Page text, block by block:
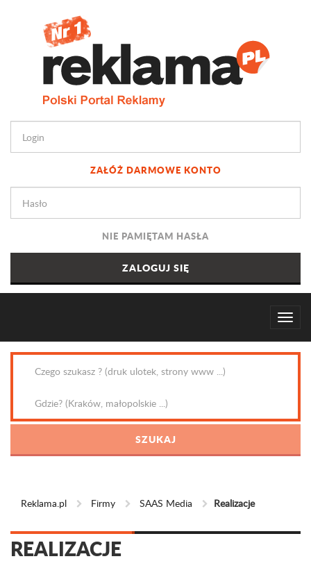
ZAŁÓŻ DARMOWE KONTO
NIE PAMIĘTAM HASŁA
Reklama.pl Firmy SAAS Media Realizacje
REALIZACJE